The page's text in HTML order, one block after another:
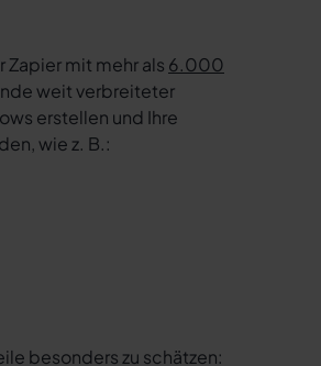
mit mehr als 6.000
weit verbreiteter
erstellen und Ihre
wie z. B.:
besonders zu schätzen: